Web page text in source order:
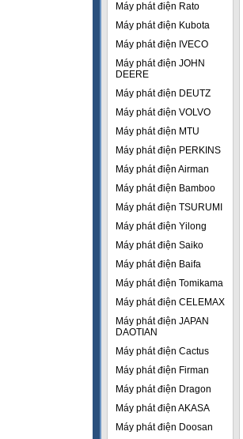
Máy phát điện Rato
Máy phát điện Kubota
Máy phát điện IVECO
Máy phát điện JOHN
DEERE
Máy phát điện DEUTZ
Máy phát điện VOLVO
Máy phát điện MTU
Máy phát điện PERKINS
Máy phát điện Airman
Máy phát điện Bamboo
Máy phát điện TSURUMI
Máy phát điện Yilong
Máy phát điện Saiko
Máy phát điện Baifa
Máy phát điện Tomikama
Máy phát điện CELEMAX
Máy phát điện JAPAN
DAOTIAN
Máy phát điện Cactus
Máy phát điện Firman
Máy phát điện Dragon
Máy phát điện AKASA
Máy phát điện Doosan